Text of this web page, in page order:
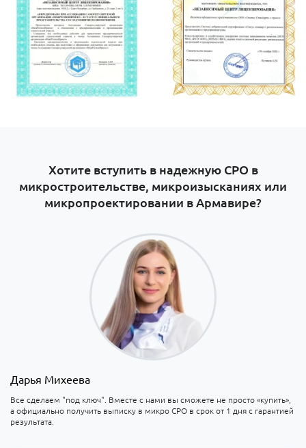
Хотите вступить в надежную СРО в
микростроительстве, микроизысканиях или
микропроектировании в Армавире?
Дарья Михеева
Все сделаем "под ключ". Вместе с нами вы сможете не просто «купить»,
а официально получить выписку в микро СРО в срок от 1 дня с гарантией
результата.